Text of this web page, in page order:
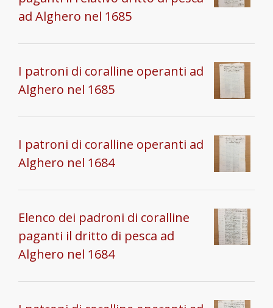
ad Alghero nel 1685
I patroni di coralline operanti ad
Alghero nel 1685
I patroni di coralline operanti ad
Alghero nel 1684
Elenco dei padroni di coralline
paganti il dritto di pesca ad
Alghero nel 1684